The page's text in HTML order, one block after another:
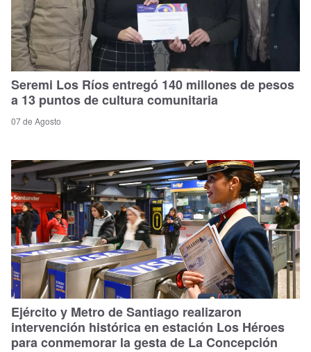
Seremi Los Ríos entregó 140 millones de pesos
a 13 puntos de cultura comunitaria
07 de Agosto
Ejército y Metro de Santiago realizaron
intervención histórica en estación Los Héroes
para conmemorar la gesta de La Concepción